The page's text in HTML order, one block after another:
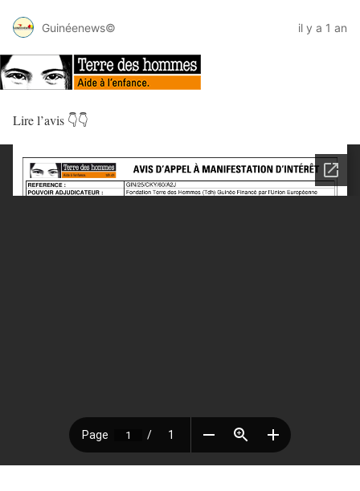
Guinéenews© il y a 1 an
Lire l’avis 👇👇